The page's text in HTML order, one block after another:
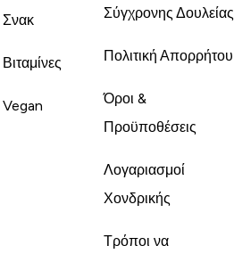
Σνακ
Βιταμίνες
Vegan
Σύγχρονης Δουλείας
Πολιτική Απορρήτου
Όροι &
Προϋποθέσεις
Λογαριασμοί
Χονδρικής
Τρόποι να